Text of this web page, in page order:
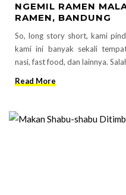
NGEMIL RAMEN
RAMEN, BANDUNG
So, long story short, kami
kami ini banyak sekali
nasi, fast food, dan lainnya.
Read More